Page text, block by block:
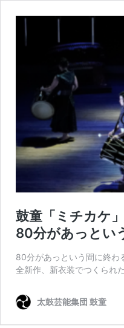
鼓童「ミチカケ」
80分があっとい
80分があっという間に終わ
全新作、新衣装でつくられ
太鼓芸能集団 鼓童